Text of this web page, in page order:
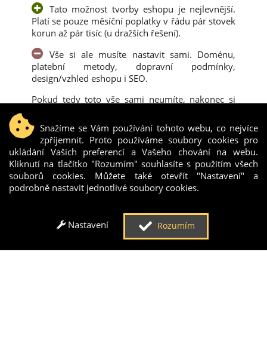
Snažíme se Vám používání tohoto webu, co nejvíce
zpříjemnit. Proto používáme soubory cookies pro
ukládání Vašich preferencí a Vašeho chování na webu.
Kliknutí na tlačítko "Rozumím" souhlasíte s použitím všech
souborů cookies. Můžete také otevřít "Nastavení" a
podrobně nastavit jednotlivé soubory cookies.
Nastavení Rozumím
Tato možnost tvorby eshopu je nejlevnější.
Platí se pouze měsíční poplatky v řádu pár stovek
korun až pár tisíc (u dražších řešení).
Vše si ale musíte nastavit sami. Doménu,
platební metody, dopravní podmínky,
design/vzhled eshopu i SEO.
Pokud tedy toto vše sami neumíte, nakonec si
eshop fungoval.